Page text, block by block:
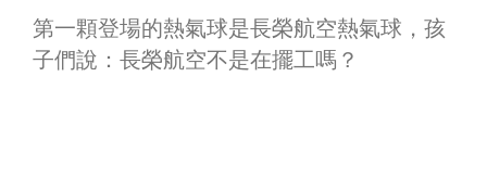
第一顆登場的熱氣球是長榮航空熱氣球，孩
子們說：長榮航空不是在擺工嗎？